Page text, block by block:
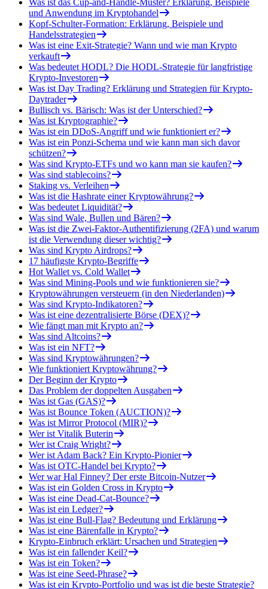
und Anwendung im Kryptohandel
Kopf-Schulter-Formation: Erklärung, Beispiele und
Handelsstrategien
Was ist eine Exit-Strategie? Wann und wie man Krypto
verkauft
Was bedeutet HODL? Die HODL-Strategie für langfristige
Krypto-Investoren
Was ist Day Trading? Erklärung und Strategien für Krypto-
Daytrader
Bullisch vs. Bärisch: Was ist der Unterschied?
Was ist Kryptographie?
Was ist ein DDoS-Angriff und wie funktioniert er?
Was ist ein Ponzi-Schema und wie kann man sich davor
schützen?
Was sind Krypto-ETFs und wo kann man sie kaufen?
Was sind stablecoins?
Staking vs. Verleihen
Was ist die Hashrate einer Kryptowährung?
Was bedeutet Liquidität?
Was sind Wale, Bullen und Bären?
Was ist die Zwei-Faktor-Authentifizierung (2FA) und warum
ist die Verwendung dieser wichtig?
Was sind Krypto Airdrops?
17 häufigste Krypto-Begriffe
Hot Wallet vs. Cold Wallet
Was sind Mining-Pools und wie funktionieren sie?
Kryptowährungen versteuern (in den Niederlanden)
Was sind Krypto-Indikatoren?
Was ist eine dezentralisierte Börse (DEX)?
Wie fängt man mit Krypto an?
Was sind Altcoins?
Was ist ein NFT?
Was sind Kryptowährungen?
Wie funktioniert Kryptowährung?
Der Beginn der Krypto
Das Problem der doppelten Ausgaben
Was ist Gas (GAS)?
Was ist Bounce Token (AUCTION)?
Was ist Mirror Protocol (MIR)?
Wer ist Vitalik Buterin
Wer ist Craig Wright?
Wer ist Adam Back? Ein Krypto-Pionier
Was ist OTC-Handel bei Krypto?
Wer war Hal Finney? Der erste Bitcoin-Nutzer
Was ist ein Golden Cross in Krypto
Was ist eine Dead-Cat-Bounce?
Was ist ein Ledger?
Was ist eine Bull-Flag? Bedeutung und Erklärung
Was ist eine Bärenfalle in Krypto?
Krypto-Einbruch erklärt: Ursachen und Strategien
Was ist ein fallender Keil?
Was ist ein Token?
Was ist eine Seed-Phrase?
Was ist ein Krypto-Portfolio und was ist die beste Strategie?